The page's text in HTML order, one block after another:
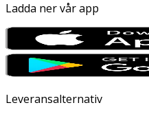
Ladda ner vår app
Leveransalternativ